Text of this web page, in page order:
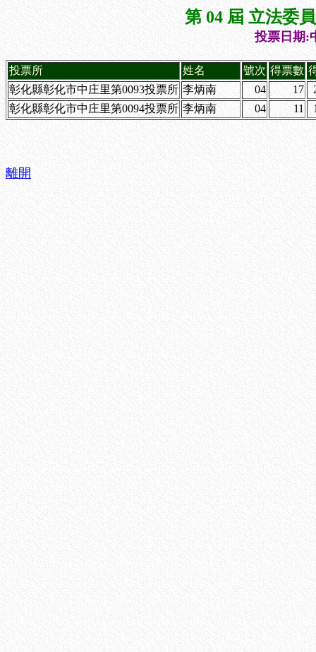
第 04 屆 立法委
投票日期:
投票所 姓名 號次 得票數
彰化縣彰化市中庄里第0093投票所 李炳南 04 17
彰化縣彰化市中庄里第0094投票所 李炳南 04 11
離開